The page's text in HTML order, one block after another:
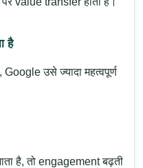
है
उसे ज्यादा महत्वपूर्ण
है, तो engagement बढ़ती